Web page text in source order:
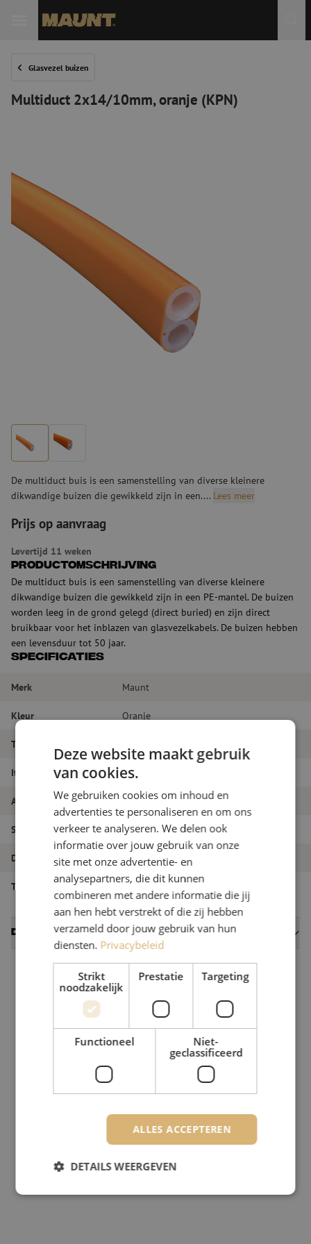
Glasvezel buizen
Multiduct 2x14/10mm, oranje (KPN)
De multiduct buis is een samenstelling van diverse kleinere
dikwandige buizen die gewikkeld zijn in een.... Lees meer
Prijs op aanvraag
Levertijd 11 weken
Productomschrijving
De multiduct buis is een samenstelling van diverse kleinere
dikwandige buizen die gewikkeld zijn in een PE-mantel. De buizen
worden leeg in de grond gelegd (direct buried) en zijn direct
bruikbaar voor het inblazen van glasvezelkabels. De buizen hebben
een levensduur tot 50 jaar.
Specificaties
Merk Maunt
Kleur Oranje
Tube diameter
Itemnaam Multiduct 2x14/10mm, oranje (KPN)
Artikelnummer M00000072
Soort buis Multiducts
Diameter buis 14 mm
Type multiduct 2-way
Datasheets
Deze website maakt gebruik
van cookies.
We gebruiken cookies om inhoud en
advertenties te personaliseren en om ons
verkeer te analyseren. We delen ook
informatie over jouw gebruik van onze
site met onze advertentie- en
analysepartners, die dit kunnen
combineren met andere informatie die jij
aan hen hebt verstrekt of die zij hebben
verzameld door jouw gebruik van hun
diensten. Privacybeleid
Strikt
noodzakelijk
Prestatie Targeting
Functioneel
Niet-
geclassificeerd
ALLES ACCEPTEREN
DETAILS WEERGEVEN